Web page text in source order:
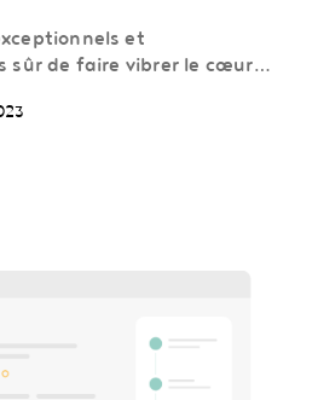
et
sûr de faire vibrer le cœur…